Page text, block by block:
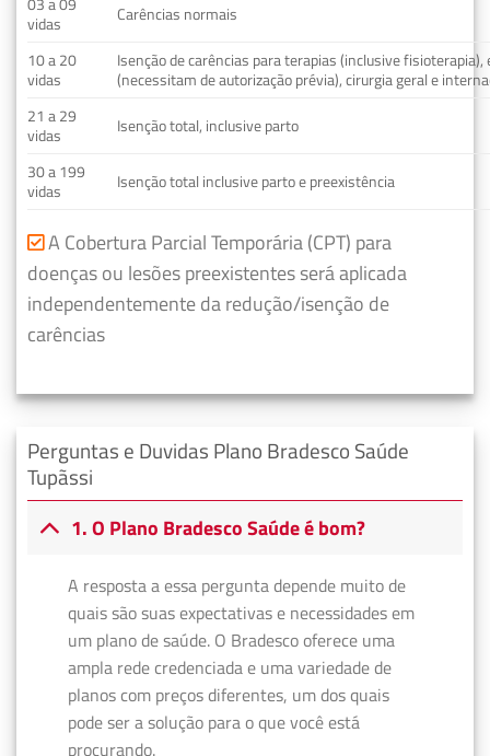
vidas
Carências normais
10 a 20
vidas
Isenção de carências para terapias (inclusive fisioterapia),
(necessitam de autorização prévia), cirurgia geral e
21 a 29
vidas
Isenção total, inclusive parto
30 a 199
vidas
Isenção total inclusive parto e preexistência
A Cobertura Parcial Temporária (CPT) para
doenças ou lesões preexistentes será aplicada
independentemente da redução/isenção de
carências
Perguntas e Duvidas Plano Bradesco Saúde
Tupãssi
1. O Plano Bradesco Saúde é bom?
A resposta a essa pergunta depende muito de
quais são suas expectativas e necessidades em
um plano de saúde. O Bradesco oferece uma
ampla rede credenciada e uma variedade de
planos com preços diferentes, um dos quais
pode ser a solução para o que você está
procurando.